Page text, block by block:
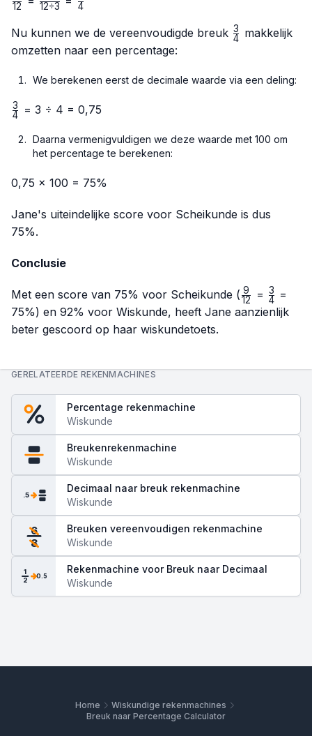
12
{12 ÷
3}
12÷3 4
Nu kunnen we de vereenvoudigde breuk \frac{3}
4
3
makkelijk
omzetten naar een percentage:
We berekenen eerst de decimale waarde via een deling:
\frac{3}
4
3 = 3 ÷ 4 = 0,75
Daarna vermenigvuldigen we deze waarde met 100 om
het percentage te berekenen:
0,75 × 100 = 75%
Jane's uiteindelijke score voor Scheikunde is dus
75%.
Conclusie
Met een score van 75% voor Scheikunde (\frac{9}
{12}
12
9 =
{4}
4
3
=
75%) en 92% voor Wiskunde, heeft Jane aanzienlijk
beter gescoord op haar wiskundetoets.
GERELATEERDE REKENMACHINES
Percentage rekenmachine
Wiskunde
Breukenrekenmachine
Wiskunde
.5
Decimaal naar breuk rekenmachine
Wiskunde
6
8
Breuken vereenvoudigen rekenmachine
Wiskunde
1
2 0.5
Rekenmachine voor Breuk naar Decimaal
Wiskunde
Home
Wiskundige rekenmachines
Breuk naar Percentage Calculator